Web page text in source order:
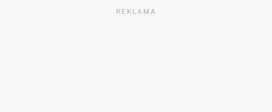
REKLAMA